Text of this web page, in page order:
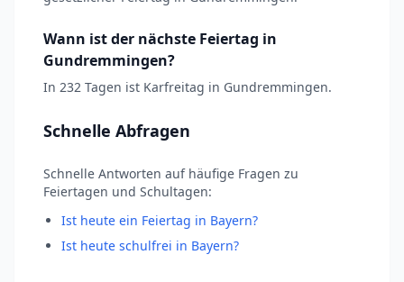
Wann ist der nächste Feiertag in
Gundremmingen?
In 232 Tagen ist Karfreitag in Gundremmingen.
Schnelle Abfragen
Schnelle Antworten auf häufige Fragen zu
Feiertagen und Schultagen:
Ist heute ein Feiertag in Bayern?
Ist heute schulfrei in Bayern?